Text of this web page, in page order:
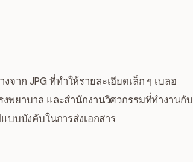
าก JPG ที่ทำให้รายละเอียดเล็ก ๆ เบลอ
พยาบาล และสำนักงานวิศวกรรมที่ทำงานกับ
บบบังคับในการส่งเอกสาร